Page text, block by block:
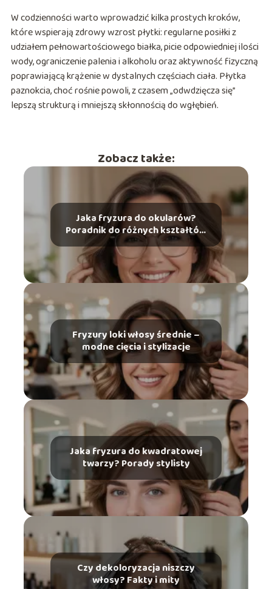
W codzienności warto wprowadzić kilka prostych kroków,
które wspierają zdrowy wzrost płytki: regularne posiłki z
udziałem pełnowartościowego białka, picie odpowiedniej ilości
wody, ograniczenie palenia i alkoholu oraz aktywność fizyczną
poprawiającą krążenie w dystalnych częściach ciała. Płytka
paznokcia, choć rośnie powoli, z czasem „odwdzięcza się”
lepszą strukturą i mniejszą skłonnością do wgłębień.
Zobacz także:
Jaka fryzura do okularów?
Poradnik do różnych kształtów
twarzy
Fryzury loki włosy średnie –
modne cięcia i stylizacje
Jaka fryzura do kwadratowej
twarzy? Porady stylisty
Czy dekoloryzacja niszczy
włosy? Fakty i mity